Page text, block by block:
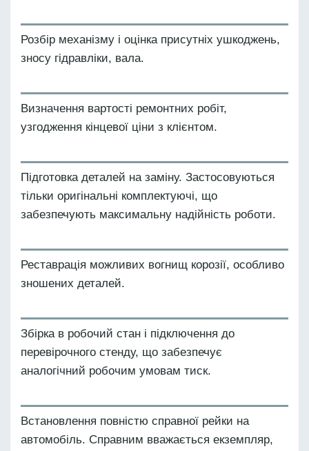
Розбір механізму і оцінка присутніх ушкоджень,
зносу гідравліки, вала.
Визначення вартості ремонтних робіт,
узгодження кінцевої ціни з клієнтом.
Підготовка деталей на заміну. Застосовуються
тільки оригінальні комплектуючі, що
забезпечують максимальну надійність роботи.
Реставрація можливих вогнищ корозії, особливо
зношених деталей.
Збірка в робочий стан і підключення до
перевірочного стенду, що забезпечує
аналогічний робочим умовам тиск.
Встановлення повністю справної рейки на
автомобіль. Справним вважається екземпляр,